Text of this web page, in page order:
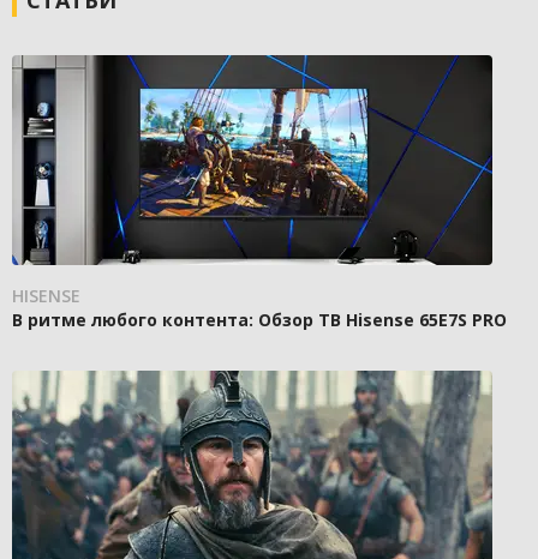
HISENSE
В ритме любого контента: Обзор ТВ Hisense 65E7S PRO